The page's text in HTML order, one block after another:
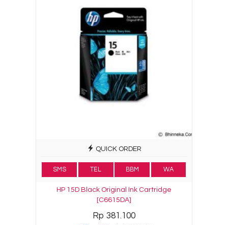
QUICK ORDER
SMS TEL BBM WA
HP 15D Black Original Ink Cartridge
[C6615DA]
Rp 381.100